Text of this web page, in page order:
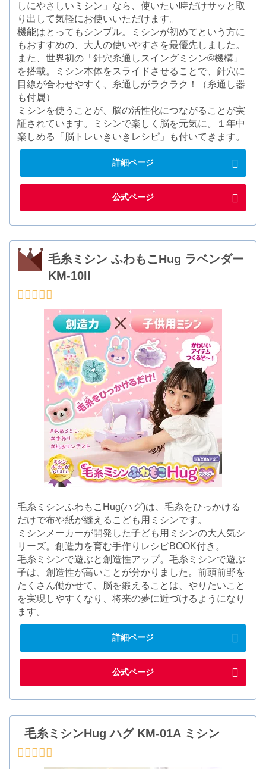
しにやさしいミシン」なら、使いたい時だけサッと取
り出して気軽にお使いいただけます。
機能はとってもシンプル。ミシンが初めてという方に
もおすすめの、大人の使いやすさを最優先しました。
また、世界初の「針穴糸通しスイングミシン©機構」
を搭載。ミシン本体をスライドさせることで、針穴に
目線が合わせやすく、糸通しがラクラク！（糸通し器
も付属）
ミシンを使うことが、脳の活性化につながることが実
証されています。ミシンで楽しく脳を元気に。１年中
楽しめる「脳トレいきいきレシピ」も付いてきます。
詳細ページ
公式ページ
毛糸ミシン ふわもこHug ラベンダー
KM-10ll
毛糸ミシンふわもこHug(ハグ)は、毛糸をひっかける
だけで布や紙が縫えるこども用ミシンです。
ミシンメーカーが開発した子ども用ミシンの大人気シ
リーズ。創造力を育む手作りレシピBOOK付き。
毛糸ミシンで遊ぶと創造性アップ。毛糸ミシンで遊ぶ
子は、創造性が高いことが分かりました。前頭前野を
たくさん働かせて、脳を鍛えることは、やりたいこと
を実現しやすくなり、将来の夢に近づけるようになり
ます。
詳細ページ
公式ページ
毛糸ミシンHug ハグ KM-01A ミシン